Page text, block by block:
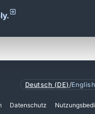
Deutsch (DE) /
Datenschutz